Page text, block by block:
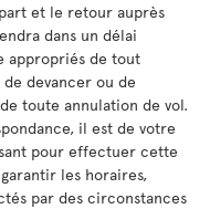
et le retour auprès
dans un délai
appropriés de tout
devancer ou de
toute annulation de vol.
il est de votre
pour effectuer cette
garantir les horaires,
par des circonstances